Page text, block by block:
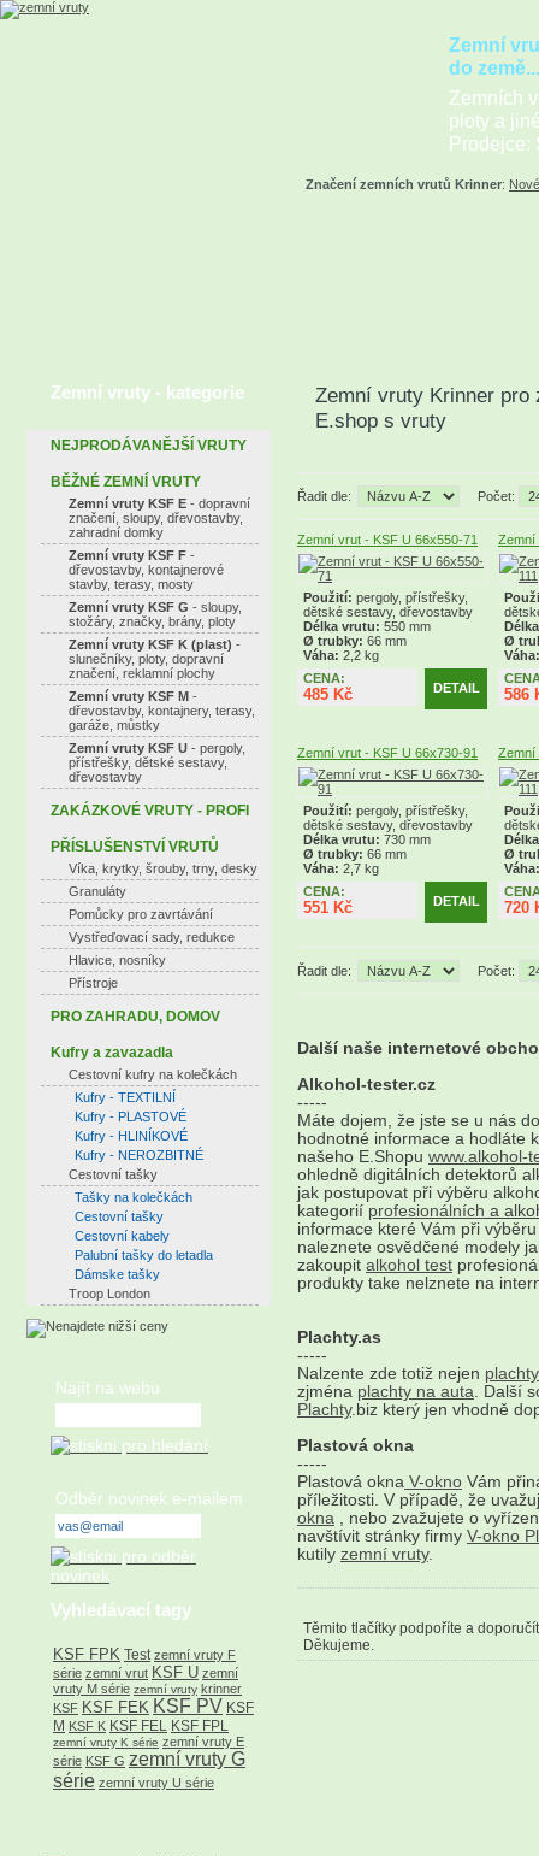
Zemní
do země...
Zemních
ploty a
Prodejce:
Značení zemních vrutů Krinner:
Zemní vruty Krinner
E.shop s vruty
Řadit dle: Počet:
Zemní vrut - KSF U 66x550-71 Zemní
Použití: pergoly, přístřešky,
dětské sestavy, dřevostavby
Délka vrutu: 550 mm
Ø trubky: 66 mm
Váha: 2,2 kg
Ø
Váha:
CENA:
485 Kč DETAIL 586
Zemní vrut - KSF U 66x730-91 Zemní
Použití: pergoly, přístřešky,
dětské sestavy, dřevostavby
Délka vrutu: 730 mm
Ø trubky: 66 mm
Váha: 2,7 kg
Ø
Váha:
CENA:
551 Kč DETAIL 720
Řadit dle: Počet:
Další naše internetové
Alkohol-tester.cz
-----
Máte dojem, že jste se u nás
hodnotné informace a hodláte
našeho E.Shopu www.alkohol-
ohledně digitálních detektorů
jak postupovat při výběru
kategorií profesionálních a
informace které Vám při
naleznete osvědčené modely
zakoupit alkohol test
produkty take nelznete na
Plachty.as
-----
Nalzente zde totiž nejen
zjména plachty na auta. Další
Plachty.biz který jen vhodně
Plastová okna
-----
Plastová okna V-okno Vám
příležitosti. V případě, že
okna , nebo zvažujete o
navštívit stránky firmy V-okno
kutily zemní vruty.
Těmito tlačítky podpoříte a
Děkujeme.
Zemní vruty - kategorie
NEJPRODÁVANĚJŠÍ VRUTY
BĚŽNÉ ZEMNÍ VRUTY
Zemní vruty KSF E - dopravní
značení, sloupy, dřevostavby,
zahradní domky
Zemní vruty KSF F -
dřevostavby, kontajnerové
stavby, terasy, mosty
Zemní vruty KSF G - sloupy,
stožáry, značky, brány, ploty
Zemní vruty KSF K (plast) -
slunečníky, ploty, dopravní
značení, reklamní plochy
Zemní vruty KSF M -
dřevostavby, kontajnery, terasy,
garáže, můstky
Zemní vruty KSF U - pergoly,
přístřešky, dětské sestavy,
dřevostavby
ZAKÁZKOVÉ VRUTY - PROFI
PŘÍSLUŠENSTVÍ VRUTŮ
Víka, krytky, šrouby, trny, desky
Granuláty
Pomůcky pro zavrtávání
Vystřeďovací sady, redukce
Hlavice, nosníky
Přístroje
PRO ZAHRADU, DOMOV
Kufry a zavazadla
Cestovní kufry na kolečkách
Kufry - TEXTILNÍ
Kufry - PLASTOVÉ
Kufry - HLINÍKOVÉ
Kufry - NEROZBITNÉ
Cestovní tašky
Tašky na kolečkách
Cestovní tašky
Cestovní kabely
Palubní tašky do letadla
Dámske tašky
Troop London
Najít na webu
Odběr novinek e-mailem
Vyhledávací tagy
KSF FPK Test zemní vruty F
série zemní vrut KSF U zemní
vruty M série zemní vruty krinner
KSF KSF FEK KSF PV KSF
M KSF K KSF FEL KSF FPL
zemní vruty K série zemní vruty E
série KSF G zemní vruty G
série zemní vruty U série